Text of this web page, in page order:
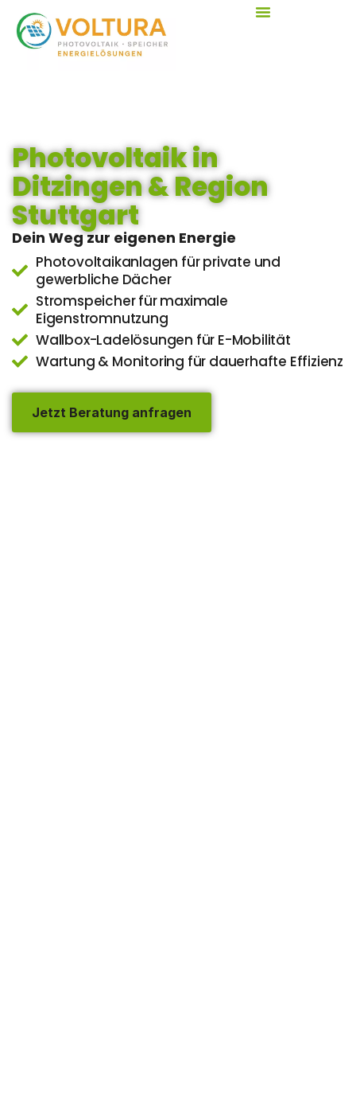
Photovoltaik in
Ditzingen & Region
Stuttgart
Dein Weg zur eigenen Energie
Photovoltaikanlagen für private und
gewerbliche Dächer
Stromspeicherfür maximale
Eigenstromnutzung
Wallbox-Ladelösungen für E-Mobilität
Wartung & Monitoring für dauerhafte Effizienz
Jetzt Beratung anfragen